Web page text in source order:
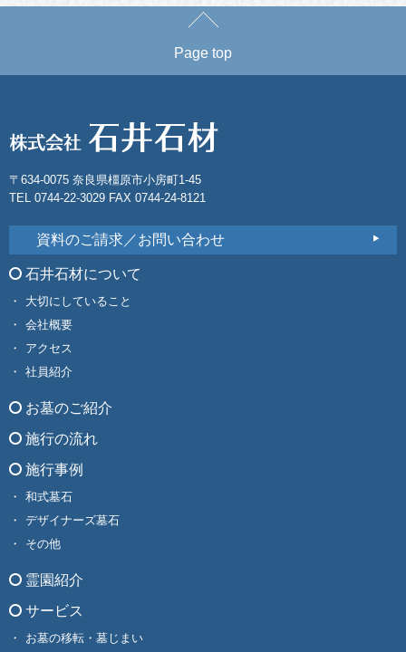
Page top
〒634-0075 奈良県橿原市小房町1-45
TEL 0744-22-3029 FAX 0744-24-8121
資料のご請求／お問い合わせ
石井石材について
大切にしていること
会社概要
アクセス
社員紹介
お墓のご紹介
施行の流れ
施行事例
和式墓石
デザイナーズ墓石
その他
霊園紹介
サービス
お墓の移転・墓じまい